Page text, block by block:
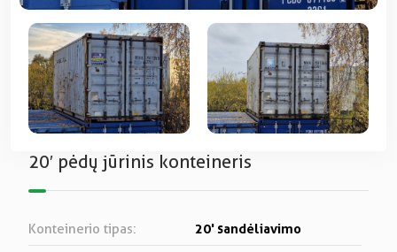
20′ pėdų jūrinis konteineris
Konteinerio tipas: 20' sandėliavimo